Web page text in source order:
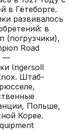
в Гётеборге.
развивалось
в
(погрузчики),
Road
—
Ingersoll
Штаб-
Польше,
Корее.